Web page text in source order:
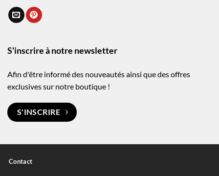
S'inscrire à notre newsletter
Afin d'être informé des nouveautés ainsi que des offres
exclusives sur notre boutique !
S'INSCRIRE
Contact